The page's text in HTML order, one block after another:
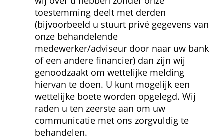
toestemming deelt met derden
(bijvoorbeeld u stuurt privé gegevens van
onze behandelende
medewerker/adviseur door naar uw bank
of een andere financier) dan zijn wij
genoodzaakt om wettelijke melding
hiervan te doen. U kunt mogelijk een
wettelijke boete worden opgelegd. Wij
raden u ten zeerste aan om uw
communicatie met ons zorgvuldig te
behandelen.